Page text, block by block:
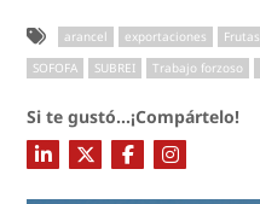
arancel exportaciones
SOFOFA
SUBREI Trabajo forzoso
Si te gustó...¡Compártelo!